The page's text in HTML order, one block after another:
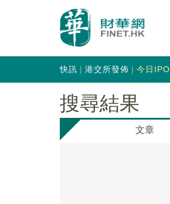
快訊 港交所發佈 今日IPO
搜尋結果
文章